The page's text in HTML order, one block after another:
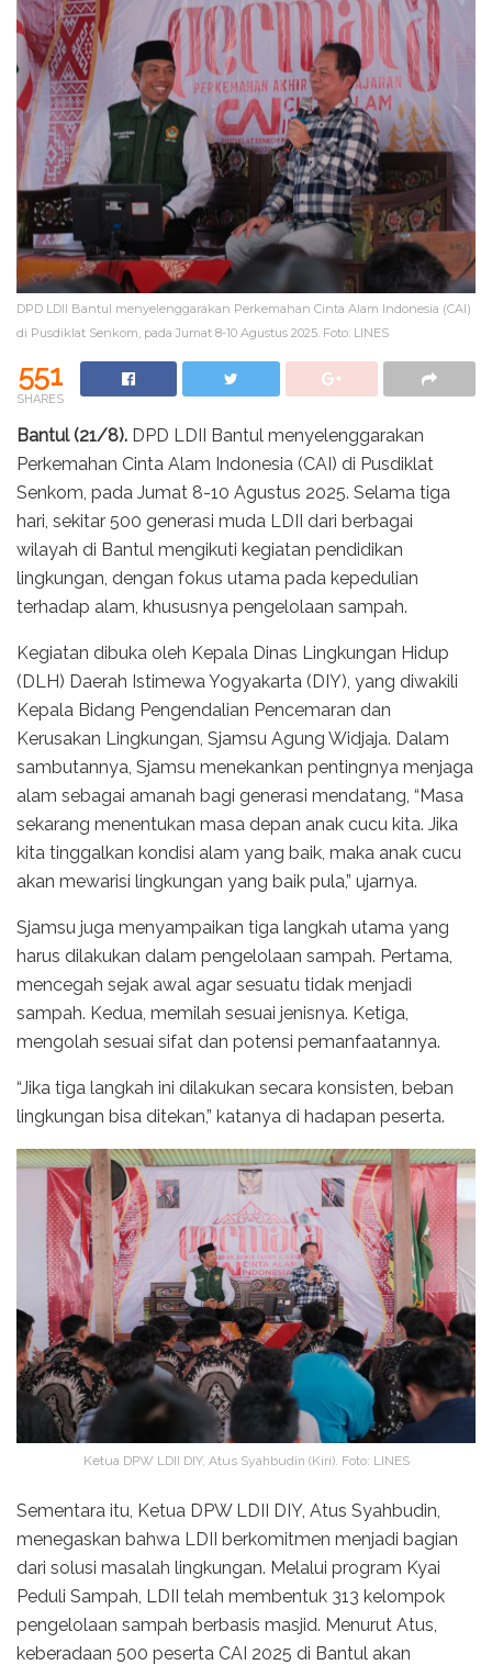
DPD LDII Bantul menyelenggarakan Perkemahan Cinta Alam Indonesia (CAI)
di Pusdiklat Senkom, pada Jumat 8-10 Agustus 2025. Foto: LINES
551
SHARES
Bantul (21/8). DPD LDII Bantul menyelenggarakan
Perkemahan Cinta Alam Indonesia (CAI) di Pusdiklat
Senkom, pada Jumat 8-10 Agustus 2025. Selama tiga
hari, sekitar 500 generasi muda LDII dari berbagai
wilayah di Bantul mengikuti kegiatan pendidikan
lingkungan, dengan fokus utama pada kepedulian
terhadap alam, khususnya pengelolaan sampah.
Kegiatan dibuka oleh Kepala Dinas Lingkungan Hidup
(DLH) Daerah Istimewa Yogyakarta (DIY), yang diwakili
Kepala Bidang Pengendalian Pencemaran dan
Kerusakan Lingkungan, Sjamsu Agung Widjaja. Dalam
sambutannya, Sjamsu menekankan pentingnya menjaga
alam sebagai amanah bagi generasi mendatang, “Masa
sekarang menentukan masa depan anak cucu kita. Jika
kita tinggalkan kondisi alam yang baik, maka anak cucu
akan mewarisi lingkungan yang baik pula,” ujarnya.
Sjamsu juga menyampaikan tiga langkah utama yang
harus dilakukan dalam pengelolaan sampah. Pertama,
mencegah sejak awal agar sesuatu tidak menjadi
sampah. Kedua, memilah sesuai jenisnya. Ketiga,
mengolah sesuai sifat dan potensi pemanfaatannya.
“Jika tiga langkah ini dilakukan secara konsisten, beban
lingkungan bisa ditekan,” katanya di hadapan peserta.
Ketua DPW LDII DIY, Atus Syahbudin (Kiri). Foto: LINES
Sementara itu, Ketua DPW LDII DIY, Atus Syahbudin,
menegaskan bahwa LDII berkomitmen menjadi bagian
dari solusi masalah lingkungan. Melalui program Kyai
Peduli Sampah, LDII telah membentuk 313 kelompok
pengelolaan sampah berbasis masjid. Menurut Atus,
keberadaan 500 peserta CAI 2025 di Bantul akan